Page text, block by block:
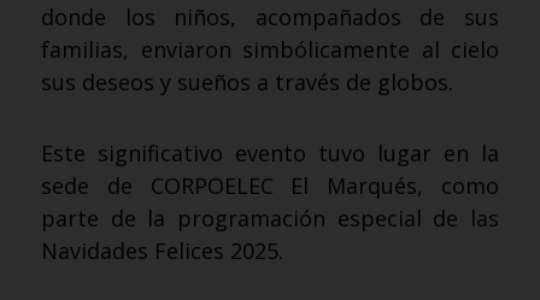
donde los niños, acompañados de sus
familias, enviaron simbólicamente al cielo
sus deseos y sueños a través de globos.
Este significativo evento tuvo lugar en la
sede de CORPOELEC El Marqués, como
parte de la programación especial de las
Navidades Felices 2025.